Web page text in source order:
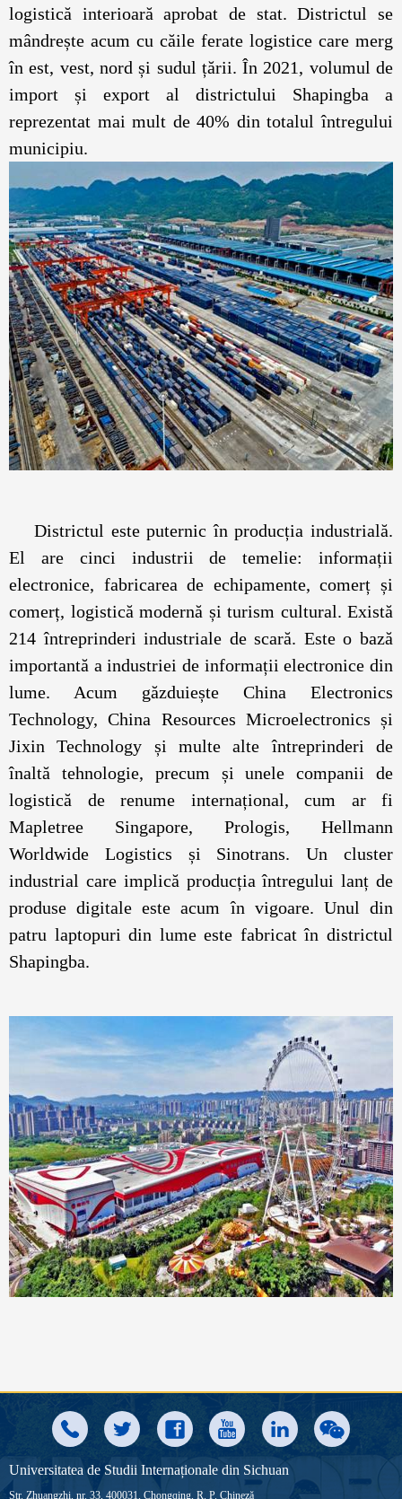
logistică interioară aprobat de stat. Districtul se
mândrește acum cu căile ferate logistice care merg
în est, vest, nord și sudul țării. În 2021, volumul de
import și export al districtului Shapingba a
reprezentat mai mult de 40% din totalul întregului
municipiu.
Districtul este puternic în producția industrială.
El are cinci industrii de temelie: informații
electronice, fabricarea de echipamente, comerț și
comerț, logistică modernă și turism cultural. Există
214 întreprinderi industriale de scară. Este o bază
importantă a industriei de informații electronice din
lume. Acum găzduiește China Electronics
Technology, China Resources Microelectronics și
Jixin Technology și multe alte întreprinderi de
înaltă tehnologie, precum și unele companii de
logistică de renume internațional, cum ar fi
Mapletree Singapore, Prologis, Hellmann
Worldwide Logistics și Sinotrans. Un cluster
industrial care implică producția întregului lanț de
produse digitale este acum în vigoare. Unul din
patru laptopuri din lume este fabricat în districtul
Shapingba.
Universitatea de Studii Internaționale din Sichuan
Str. Zhuangzhi, nr. 33, 400031, Chongqing, R. P. Chineză